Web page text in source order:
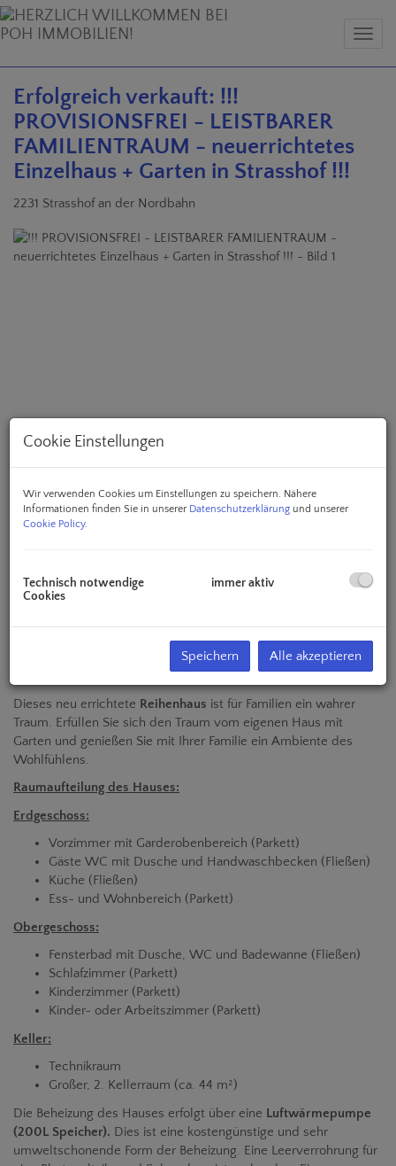
Erfolgreich verkauft: !!!
PROVISIONSFREI - LEISTBARER
FAMILIENTRAUM - neuerrichtetes
Einzelhaus + Garten in Strasshof !!!
2231 Strasshof an der Nordbahn
Dieses neu errichtete Reihenhaus ist für Familien ein wahrer
Traum. Erfüllen Sie sich den Traum vom eigenen Haus mit
Garten und genießen Sie mit Ihrer Familie ein Ambiente des
Wohlfühlens.
Raumaufteilung des Hauses:
Erdgeschoss:
Vorzimmer mit Garderobenbereich (Parkett)
Gäste WC mit Dusche und Handwaschbecken (Fließen)
Küche (Fließen)
Ess- und Wohnbereich (Parkett)
Obergeschoss:
Fensterbad mit Dusche, WC und Badewanne (Fließen)
Schlafzimmer (Parkett)
Kinderzimmer (Parkett)
Kinder- oder Arbeitszimmer (Parkett)
Keller:
Technikraum
Großer, 2. Kellerraum (ca. 44 m²)
Die Beheizung des Hauses erfolgt über eine Luftwärmepumpe
(200L Speicher). Dies ist eine kostengünstige und sehr
umweltschonende Form der Beheizung. Eine Leerverrohrung für
Cookie Einstellungen
Wir verwenden Cookies um Einstellungen zu speichern. Nähere
Informationen finden Sie in unserer Datenschutzerklärung und unserer
Cookie Policy.
Technisch notwendige
Cookies
immer aktiv
Speichern Alle akzeptieren